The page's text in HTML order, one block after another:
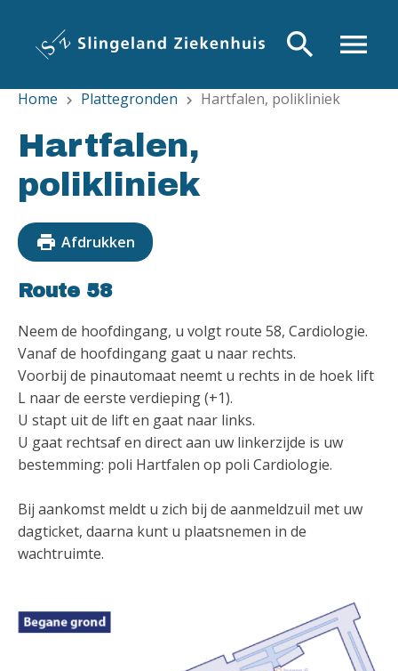
inhoud
menu
search
Home chevron_right Plattegronden chevron_right Hartfalen, polikliniek
Hartfalen,
polikliniek
print Afdrukken
Route 58
Neem de hoofdingang, u volgt route 58, Cardiologie.
Vanaf de hoofdingang gaat u naar rechts.
Voorbij de pinautomaat neemt u rechts in de hoek lift
L naar de eerste verdieping (+1).
U stapt uit de lift en gaat naar links.
U gaat rechtsaf en direct aan uw linkerzijde is uw
bestemming: poli Hartfalen op poli Cardiologie.
Bij aankomst meldt u zich bij de aanmeldzuil met uw
dagticket, daarna kunt u plaatsnemen in de
wachtruimte.